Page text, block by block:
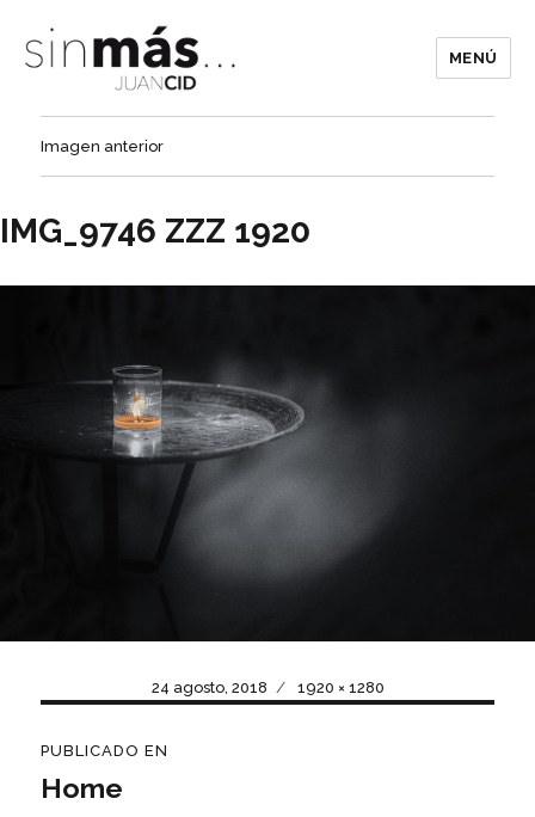
MENÚ
Imagen anterior
IMG_9746 ZZZ 1920
Publicado
24 agosto, 2018
Tamaño
1920 × 1280
de
entradas
PUBLICADO EN
Home